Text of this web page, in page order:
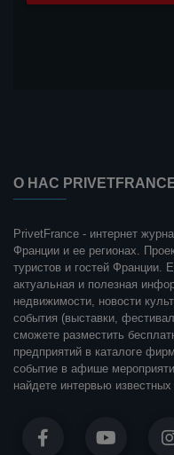
О НАС
PrivetFrance - интернет
Франции и ее регионах.
туристов и гостей Франции.
актуальная и полезная
недвижимости, новости
события (выставки,
сможете разместить
предприятий в каталоге
событие в афише
найдете интервью